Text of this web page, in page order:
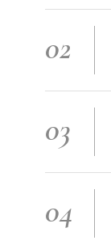
02
03
04